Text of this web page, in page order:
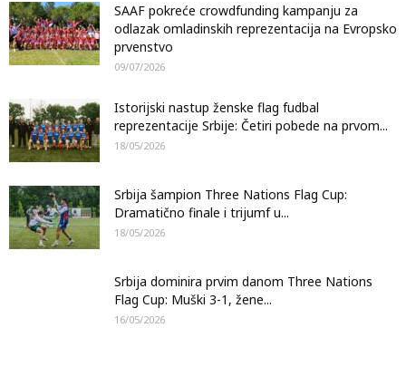
SAAF pokreće crowdfunding kampanju za
odlazak omladinskih reprezentacija na Evropsko
prvenstvo
09/07/2026
Istorijski nastup ženske flag fudbal
reprezentacije Srbije: Četiri pobede na prvom...
18/05/2026
Srbija šampion Three Nations Flag Cup:
Dramatično finale i trijumf u...
18/05/2026
Srbija dominira prvim danom Three Nations
Flag Cup: Muški 3-1, žene...
16/05/2026